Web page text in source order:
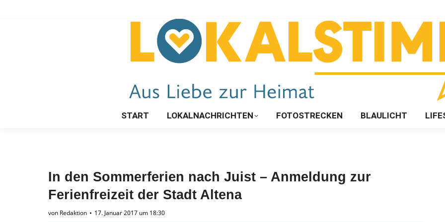
START LOKALNACHRICHTEN FOTOSTRECKEN BLAULICHT
In den Sommerferien nach Juist – Anmeldung zur
Ferienfreizeit der Stadt Altena
von Redaktion 17. Januar 2017 um 18:30